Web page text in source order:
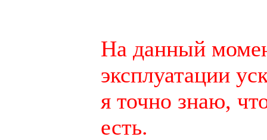
На данный
эксплуатации
я точно знаю,
есть.